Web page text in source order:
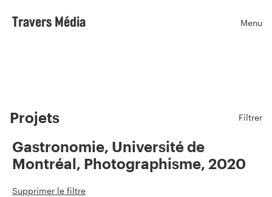
Travers Média Menu
Projets Filtrer
Gastronomie, Université de
Montréal, Photographisme, 2020
Supprimer le filtre